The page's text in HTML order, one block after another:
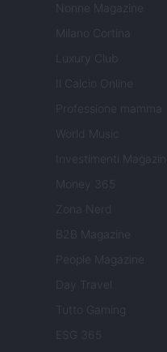
Nonne Magazine
Milano Cortina
Luxury Club
Il Calcio Online
Professione mamma
World Music
Investimenti Magazine
Money 365
Zona Nerd
B2B Magazine
People Magazine
Day Travel
Tutto Gaming
ESG 365